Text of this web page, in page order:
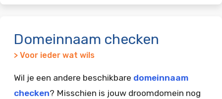
Domeinnaam checken
> Voor ieder wat wils
Wil je een andere beschikbare domeinnaam
checken? Misschien is jouw droomdomein nog